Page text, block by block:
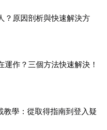
？原因剖析與快速解決方
作？三個方法快速解決！
教學：從取得指南到登入疑